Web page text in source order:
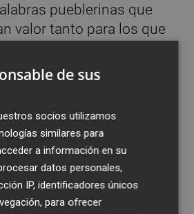
pueblerinas que
valor tanto para los que
como para el sector
vida, patrimonio
etnográfico, que están
las personas que, por
esos vegetales. Se
muy valiosa e
se debe perder",
Casado, uno de los
participan, catedrático
de sus
socios utilizamos
similares para
a información en su
datos personales,
IP, identificadores únicos
para ofrecer